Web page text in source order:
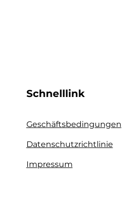
Schnelllink
Geschäftsbedingungen
Datenschutzrichtlinie​
Impressum